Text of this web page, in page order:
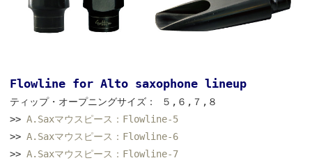
Flowline for Alto saxophone lineup
ティップ・オープニングサイズ： ５,６,７,８
>> A.Saxマウスピース：Flowline-5
>> A.Saxマウスピース：Flowline-6
>> A.Saxマウスピース：Flowline-7